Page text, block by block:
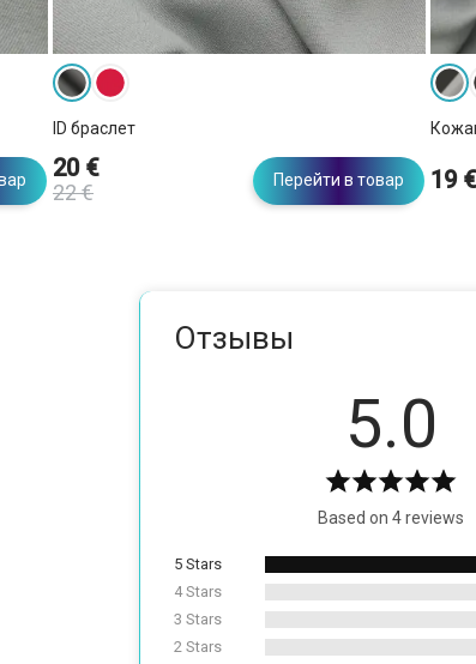
ID браслет
20 €
22 €
Перейти в товар 19 €
Отзывы
5.0
Based on 4 reviews
5 Stars
4 Stars
3 Stars
2 Stars